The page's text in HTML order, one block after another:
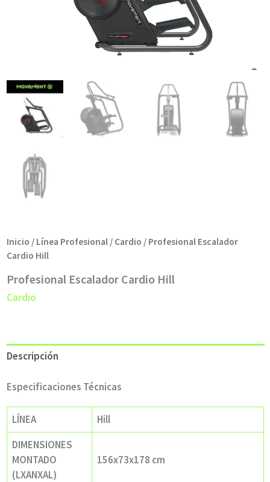
Inicio / Línea Profesional / Cardio / Profesional Escalador
Cardio Hill
Profesional Escalador Cardio Hill
Cardio
Descripción
Especificaciones Técnicas
LÍNEA
Hill
DIMENSIONES
MONTADO
(LXANXAL)
156x73x178 cm